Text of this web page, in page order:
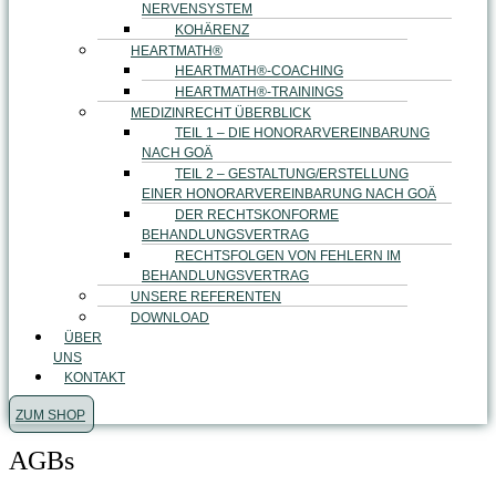
NERVENSYSTEM
KOHÄRENZ
HEARTMATH®
HEARTMATH®-COACHING
HEARTMATH®-TRAININGS
MEDIZINRECHT ÜBERBLICK
TEIL 1 – DIE HONORARVEREINBARUNG
NACH GOÄ
TEIL 2 – GESTALTUNG/ERSTELLUNG
EINER HONORARVEREINBARUNG NACH GOÄ
DER RECHTSKONFORME
BEHANDLUNGSVERTRAG
RECHTSFOLGEN VON FEHLERN IM
BEHANDLUNGSVERTRAG
UNSERE REFERENTEN
DOWNLOAD
ÜBER
UNS
KONTAKT
ZUM SHOP
AGBs